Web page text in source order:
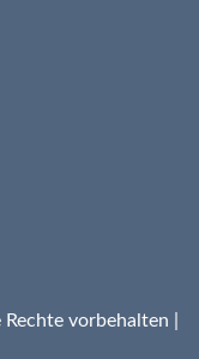
vorbehalten |